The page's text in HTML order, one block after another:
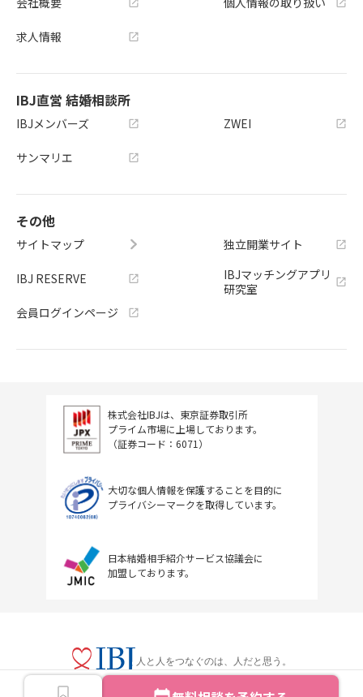
求人情報
IBJ直営 結婚相談所
IBJメンバーズ
サンマリエ
ZWEI
その他
サイトマップ
IBJ RESERVE
会員ログインページ
独立開業サイト
IBJマッチングアプリ
研究室
株式会社IBJは、東京証券取引所
プライム市場に上場しております。
（証券コード：6071）
大切な個人情報を保護することを目的に
プライバシーマークを取得しています。
日本結婚相手紹介サービス協議会に
加盟しております。
人と人をつなぐのは、人だと思う。